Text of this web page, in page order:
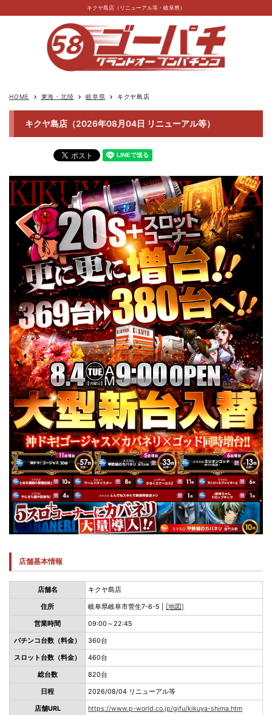
キクヤ島店（リニューアル等・岐阜県）
HOME keyboard_arrow_right 東海・北陸 keyboard_arrow_right 岐阜県 keyboard_arrow_right キクヤ島店
キクヤ島店（2026年08月04日 リニューアル等）
店舗基本情報
店舗名 キクヤ島店
住所 岐阜県岐阜市菅生7-6-5 | [地図]
営業時間 09:00～22:45
パチンコ台数（料金） 360台
スロット台数（料金） 460台
総台数 820台
日程 2026/08/04 リニューアル等
店舗URL https://www.p-world.co.jp/gifu/kikuya-shima.htm